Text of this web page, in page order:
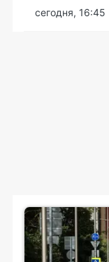
сегодня, 16:45